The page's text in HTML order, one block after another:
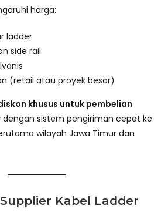
harga:
ladder
side rail
(retail atau proyek besar)
khusus untuk pembelian
dengan sistem pengiriman cepat ke
wilayah Jawa Timur dan
Kabel Ladder